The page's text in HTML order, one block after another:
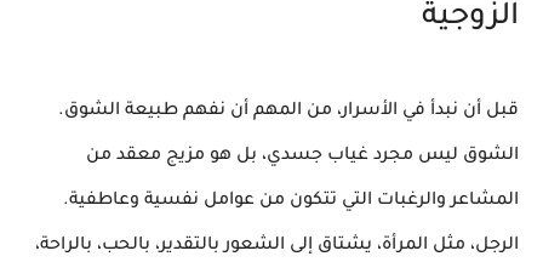
الزوجية
قبل أن نبدأ في الأسرار، من المهم أن نفهم طبيعة الشوق.
الشوق ليس مجرد غياب جسدي، بل هو مزيج معقد من
المشاعر والرغبات التي تتكون من عوامل نفسية وعاطفية.
الرجل، مثل المرأة، يشتاق إلى الشعور بالتقدير، بالحب، بالراحة،